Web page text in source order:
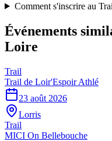
Comment s'inscrire au
Événements
Loire
Trail
Trail de Loir'Espoir Athlé
23 août 2026
Lorris
Trail
MICI On Bellebouche